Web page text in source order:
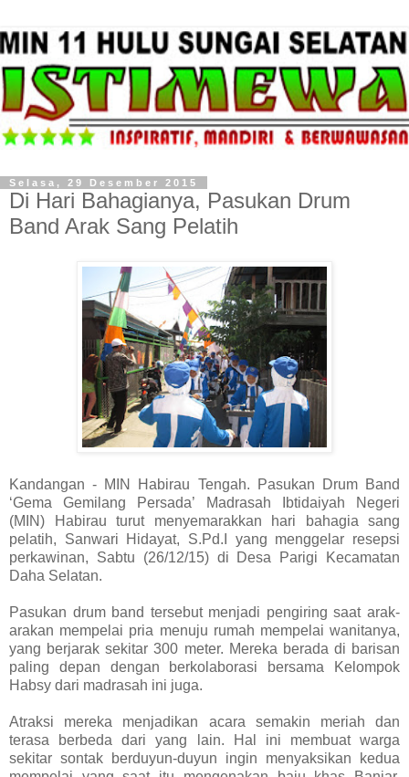
Selasa, 29 Desember 2015
Di Hari Bahagianya, Pasukan Drum
Band Arak Sang Pelatih
Kandangan - MIN Habirau Tengah. Pasukan Drum Band
‘Gema Gemilang Persada’ Madrasah Ibtidaiyah Negeri
(MIN) Habirau turut menyemarakkan hari bahagia sang
pelatih, Sanwari Hidayat, S.Pd.I yang menggelar resepsi
perkawinan, Sabtu (26/12/15) di Desa Parigi Kecamatan
Daha Selatan.
Pasukan drum band tersebut menjadi pengiring saat arak-
arakan mempelai pria menuju rumah mempelai wanitanya,
yang berjarak sekitar 300 meter. Mereka berada di barisan
paling depan dengan berkolaborasi bersama Kelompok
Habsy dari madrasah ini juga.
Atraksi mereka menjadikan acara semakin meriah dan
terasa berbeda dari yang lain. Hal ini membuat warga
sekitar sontak berduyun-duyun ingin menyaksikan kedua